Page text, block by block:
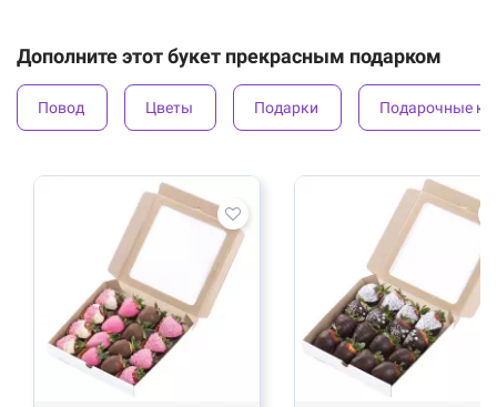
Дополните этот букет прекрасным подарком
Повод Цветы Подарки Подарочные